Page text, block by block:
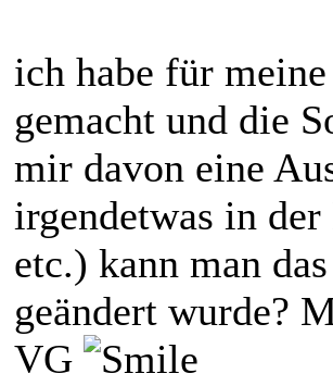
ich habe für
gemacht und die
mir davon eine
irgendetwas in
etc.) kann man
geändert wurde?
VG